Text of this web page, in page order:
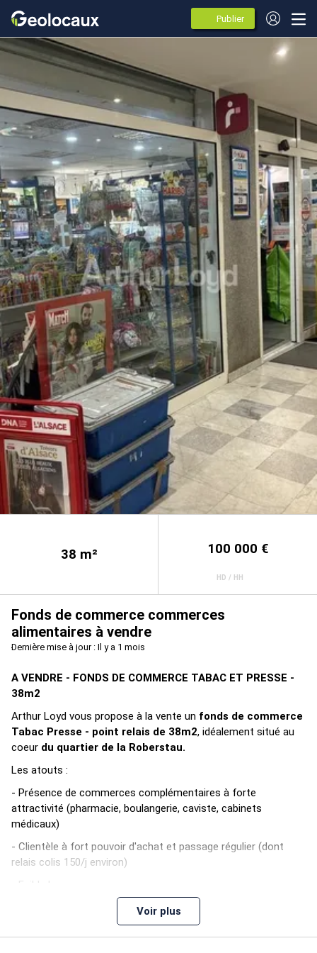
Publier
des
annonces
38 m² 100 000 €
HD / HH
Fonds de commerce commerces
alimentaires à vendre
Dernière mise à jour : Il y a 1 mois
A VENDRE - FONDS DE COMMERCE TABAC ET PRESSE -
38m2
Arthur Loyd vous propose à la vente un fonds de commerce
Tabac Presse - point relais de 38m2, idéalement situé au
coeur du quartier de la Roberstau.
Les atouts :
- Présence de commerces complémentaires à forte
attractivité (pharmacie, boulangerie, caviste, cabinets
médicaux)
- Clientèle à fort pouvoir d'achat et passage régulier (dont
relais colis 150/j environ)
Arthur Loyd Alsace est à votre disposition pour vous
transmettre toutes les informations techniques, juridiques et
financières concernant ce local.
Voir plus